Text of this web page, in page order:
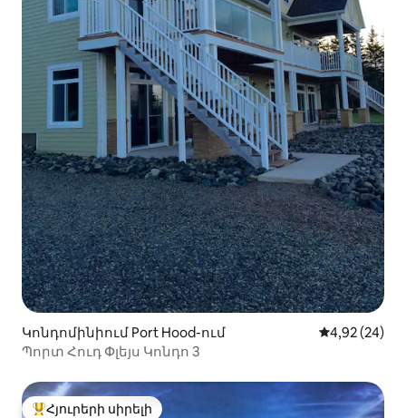
Կոնդոմինիում Port Hood-ում Միջին
4,92 (24)
Պորտ Հուդ Փլեյս Կոնդո 3
Հյուրերի սիրելի